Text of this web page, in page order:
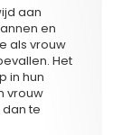
aan
en
als vrouw
Het
in hun
vrouw
te